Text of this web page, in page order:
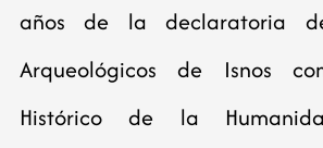
años de la declaratoria
Arqueológicos de Isnos
Histórico de la